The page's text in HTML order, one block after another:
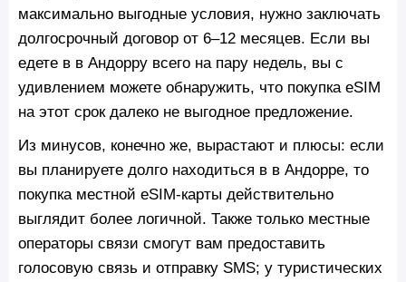
максимально выгодные условия, нужно заключать
долгосрочный договор от 6–12 месяцев. Если вы
едете в в Андорру всего на пару недель, вы с
удивлением можете обнаружить, что покупка eSIM
на этот срок далеко не выгодное предложение.
Из минусов, конечно же, вырастают и плюсы: если
вы планируете долго находиться в в Андорре, то
покупка местной eSIM-карты действительно
выглядит более логичной. Также только местные
операторы связи смогут вам предоставить
голосовую связь и отправку SMS; у туристических